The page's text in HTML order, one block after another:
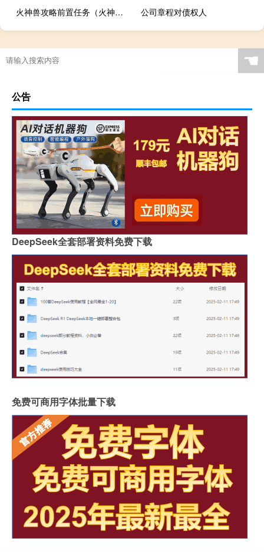
火神兽攻略前置任务（火神兽） 公司章程对债权人
☚
公告
DeepSeek全套部署资料免费下载
免费可商用字体批量下载